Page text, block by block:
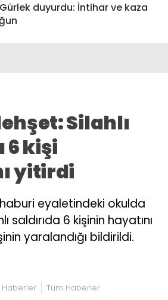
duyurdu: İntihar ve kaza
Silahlı
6 kişi
yitirdi
eyaletindeki okulda
saldırıda 6 kişinin hayatını
yaralandığı bildirildi.
Haberler Tüm Haberler